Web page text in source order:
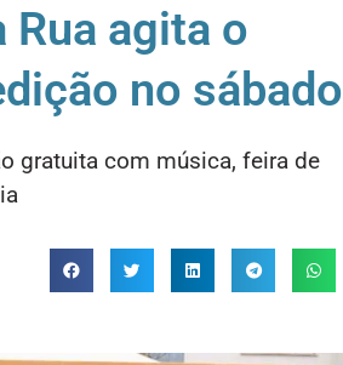
agita o
no sábado
gratuita com música, feira de